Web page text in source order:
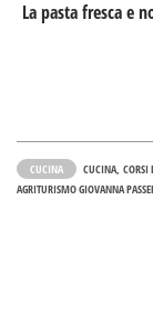
La pasta fresca e
CUCINA CUCINA CORSI
AGRITURISMO GIOVANNA